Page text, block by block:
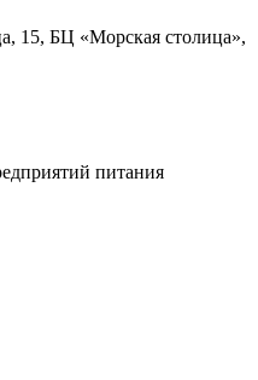
15, БЦ «Морская столица»,
питания